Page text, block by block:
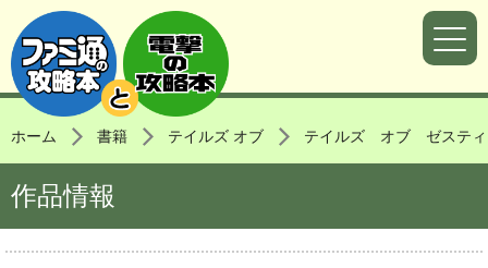
ホーム 書籍 テイルズ オブ テイルズ オブ ゼステ
作品情報